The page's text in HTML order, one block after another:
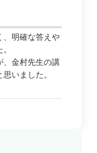
、明確な答えや
、金村先生の講
いました。